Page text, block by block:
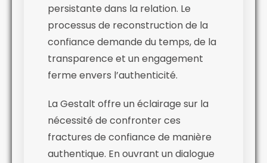
persistante dans la relation. Le
processus de reconstruction de la
confiance demande du temps, de la
transparence et un engagement
ferme envers l’authenticité.
La Gestalt offre un éclairage sur la
nécessité de confronter ces
fractures de confiance de manière
authentique. En ouvrant un dialogue